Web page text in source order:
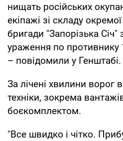
нищать російських
екіпажі зі складу
бригади "Запорізька
ураження по
– повідомили у Генштабі.
За лічені хвилини ворог
техніки, зокрема
боєкомплектом.
"Все швидко і чітко.